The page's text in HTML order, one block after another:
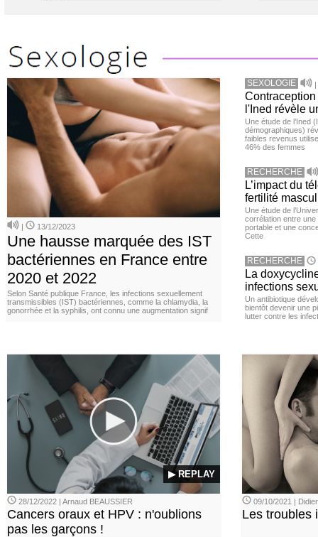
| 13/12/2023
Une hausse marquée des IST
bactériennes en France entre
2020 et 2022
Selon Santé publique France, les infections sexuellement
transmissibles (IST) bactériennes, comme la chlamydia, la
gonorrhée et la syphilis, ont connu une augmentation signif
SEXOLOGIE |
l'Ined révèle
Une étude de l’Ined
démographiques)
faibles revenus
46% des femmes
RECHERCHE
L’impact du
fertilité
Une étude de
corrélation entre une
portable et une
Cette
RECHERCHE
La
infections
Un antibiotique
bientôt devenir une
lutter contre les
▶ REPLAY
28/12/2022 | Arnaud BEAUSSIER
Cancers oraux et HPV : n'oublions
pas les garçons !
09/10/2021 |
Les troubles